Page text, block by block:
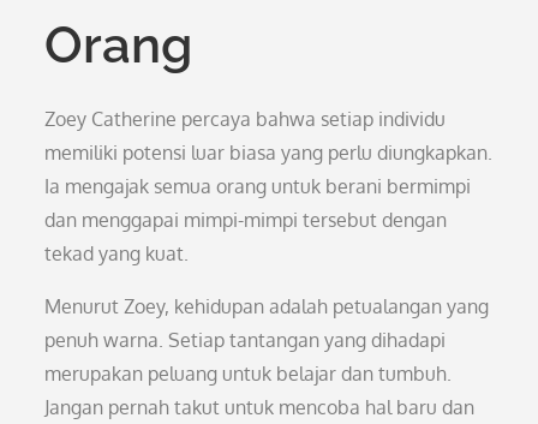
Orang
Zoey Catherine percaya bahwa setiap individu
memiliki potensi luar biasa yang perlu diungkapkan.
Ia mengajak semua orang untuk berani bermimpi
dan menggapai mimpi-mimpi tersebut dengan
tekad yang kuat.
Menurut Zoey, kehidupan adalah petualangan yang
penuh warna. Setiap tantangan yang dihadapi
merupakan peluang untuk belajar dan tumbuh.
Jangan pernah takut untuk mencoba hal baru dan